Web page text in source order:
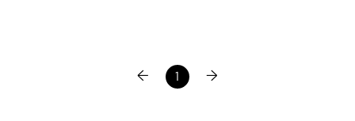
← 1 →